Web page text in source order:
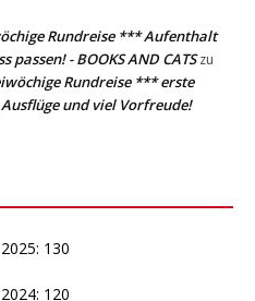
Rundreise *** Aufenthalt
- BOOKS AND CATSzu
Rundreise *** erste
und viel Vorfreude!
130
120